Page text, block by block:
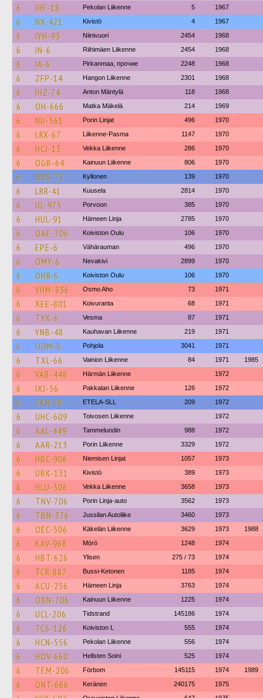
6 IHF-18 Pekolan Liikenne 5 1967
6 NX-421 Kivistö 4 1967
6 IYH-93 Niinivuori 2454 1968
6 IN-6 Riihimäen Liikenne 2454 1968
6 IA-6 Pirkanmaa, прочие 2248 1968
6 ZFP-14 Hangon Liikenne 2301 1968
6 IHZ-74 Anton Mäntylä 118 1968
6 OH-666 Matka Mäkelä 214 1969
6 NU-561 Porin Linjat 496 1970
6 LRX-67 Liikenne-Pasma 1147 1970
6 HCJ-13 Vekka Liikenne 286 1970
6 OGB-64 Kainuun Liikenne 806 1970
6 ODS-72 Kyllonen 139 1970
6 LRR-41 Kuusela 2814 1970
6 UL-975 Porvoon 385 1970
6 HUL-91 Hämeen Linja 2785 1970
6 OAE-706 Koiviston Oulu 106 1970
6 EPE-6 Vähärauman 496 1970
6 OMY-6 Nevakivi 2899 1970
6 OHR-6 Koiviston Oulu 106 1970
6 VHM-836 Osmo Aho 73 1971
6 XEE-801 Koivuranta 68 1971
6 TYK-6 Vesma 87 1971
6 YNB-48 Kauhavan Liikenne 219 1971
6 OOM-6 Pohjola 3041 1971
6 TXL-66 Vainion Liikenne 84 1971 1985
6 VAB-448 Härmän Liikenne 1972
6 IXJ-56 Pakkalan Liikenne 126 1972
6 ZKR-58 ETELA-SLL 209 1972
6 UHC-609 Toivosen Liikenne 1972
6 AAL-449 Tammelundin 988 1972
6 AAR-213 Porin Liikenne 3329 1972
6 HBC-906 Niemisen Linjat 1057 1973
6 UBK-131 Kivistö 389 1973
6 HLU-306 Vekka Liikenne 3658 1973
6 TNV-706 Porin Linja-auto 3562 1973
6 TBN-376 Jussilan Autoliike 3460 1973
6 OEC-506 Käkelän Liikenne 3629 1973 1988
6 KAV-968 Mörö 1248 1974
6 HBT-626 Ylisen 275 / 73 1974
6 TCR-887 Bussi-Ketonen 1185 1974
6 ACU-256 Hämeen Linja 3763 1974
6 OBN-706 Kainuun Liikenne 1225 1974
6 UCL-206 Tidstrand 145186 1974
6 TCS-126 Koiviston L 555 1974
6 HCN-556 Pekolan Liikenne 556 1974
6 HOV-660 Hellsten Soini 525 1974
6 TEM-206 Förbom 145115 1974 1989
6 ONT-666 Keränen 240175 1975